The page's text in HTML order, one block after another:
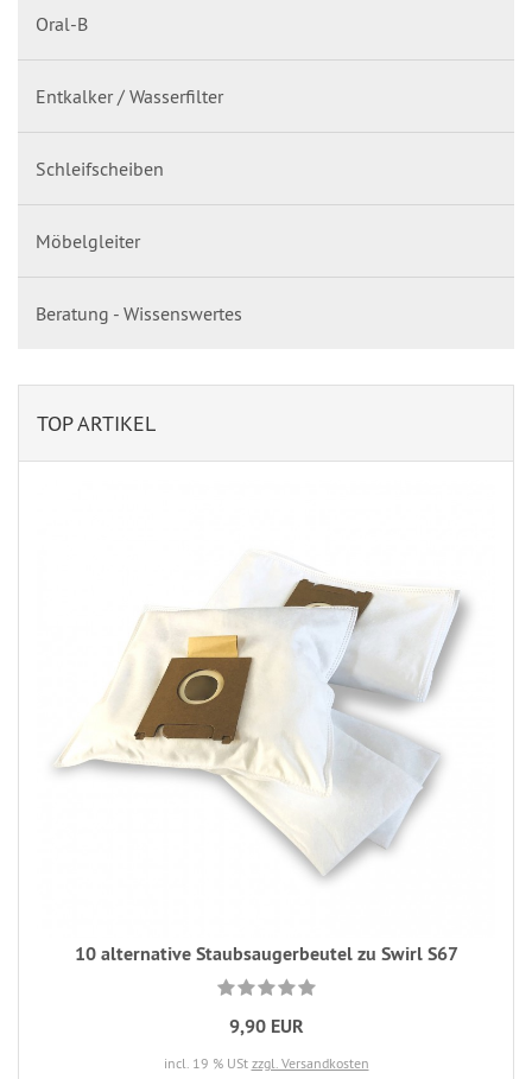
Oral-B
Entkalker / Wasserfilter
Schleifscheiben
Möbelgleiter
Beratung - Wissenswertes
TOP ARTIKEL
10 alternative Staubsaugerbeutel zu Swirl S67
9,90 EUR
incl. 19 % USt zzgl. Versandkosten